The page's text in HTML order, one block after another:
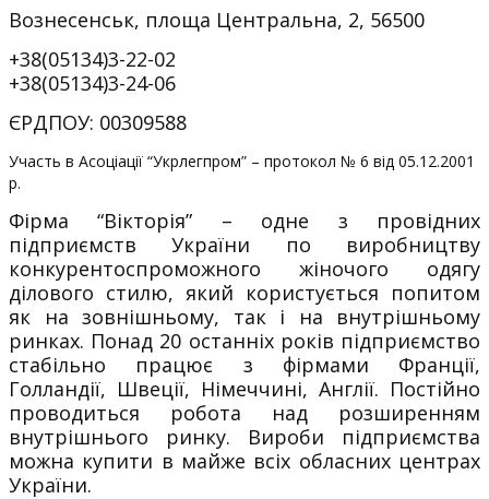
Вознесенськ, площа Центральна, 2, 56500
+38(05134)3-22-02
+38(05134)3-24-06
ЄРДПОУ: 00309588
Участь в Асоціації “Укрлегпром” – протокол № 6 від 05.12.2001
р.
Фірма “Вікторія” – одне з провідних
підприємств України по виробництву
конкурентоспроможного жіночого одягу
ділового стилю, який користується попитом
як на зовнішньому, так і на внутрішньому
ринках. Понад 20 останніх років підприємство
стабільно працює з фірмами Франції,
Голландії, Швеції, Німеччині, Англії. Постійно
проводиться робота над розширенням
внутрішнього ринку. Вироби підприємства
можна купити в майже всіх обласних центрах
України.